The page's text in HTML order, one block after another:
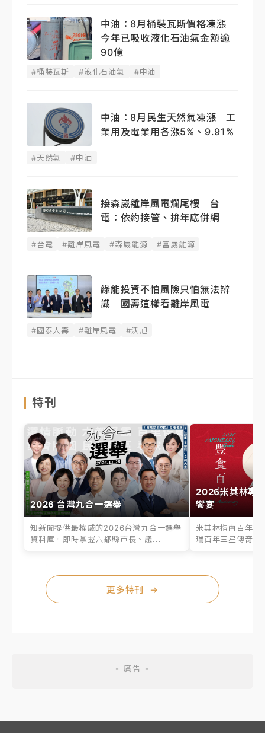
中油：8月桶裝瓦斯價格凍漲
今年已吸收液化石油氣金額逾
90億
#桶裝瓦斯 #液化石油氣 #中油
中油：8月民生天然氣凍漲 工
業用及電業用各漲5%、9.91%
#天然氣 #中油
接森崴離岸風電爛尾樓 台
電：依約接管、拚年底併網
#台電 #離岸風電 #森崴能源 #富崴能源
綠能投資不怕風險只怕無法辨
識 國壽這樣看離岸風電
#國泰人壽 #離岸風電 #沃旭
特刊
2026 台灣九合一選舉
知新聞提供最權威的2026台灣九合一選舉
資料庫。即時掌握六都縣市長、議...
2026米其林專
饗宴
米其林指南百年之
瑞百年三星傳奇、
更多特刊 →